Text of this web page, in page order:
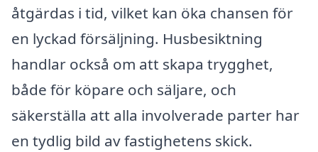
åtgärdas i tid, vilket kan öka chansen för
en lyckad försäljning. Husbesiktning
handlar också om att skapa trygghet,
både för köpare och säljare, och
säkerställa att alla involverade parter har
en tydlig bild av fastighetens skick.